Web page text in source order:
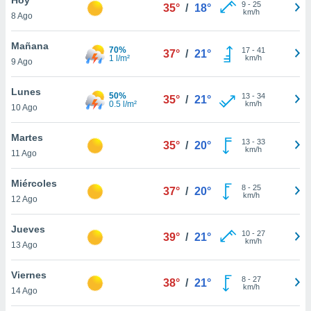
en
más
nuestra
de
cookies
aceptar
8 Ago
35° / 18° 9- 25
km/h
Mañana
9 Ago
70%
1 l/m²
37° / 21° 17- 41
km/h
Lunes
10 Ago
50%
0.5 l/m²
35° / 21° 13- 34
km/h
Martes
11 Ago
35° / 20° 13- 33
km/h
Miércoles
12 Ago
37° / 20° 8- 25
km/h
Jueves
13 Ago
39° / 21° 10- 27
km/h
Viernes
14 Ago
38° / 21° 8- 27
km/h